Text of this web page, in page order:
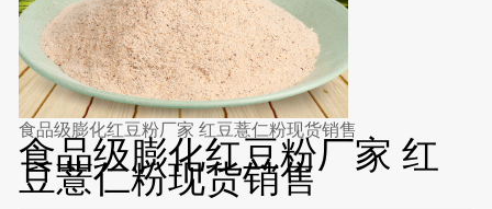
食品级膨化红豆粉厂家 红豆薏仁粉现货销售
食品级膨化红豆粉厂家 红
豆薏仁粉现货销售